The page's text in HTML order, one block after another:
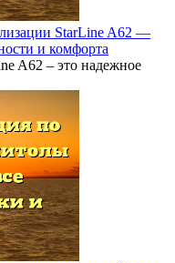
StarLine A62 —
и комфорта
A62 – это надежное